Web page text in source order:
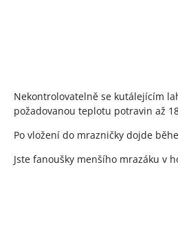
Nekontrolovatelně se kutálejícím
požadovanou teplotu potravin až
Po vložení do mrazničky dojde
Jste fanoušky menšího mrazáku v